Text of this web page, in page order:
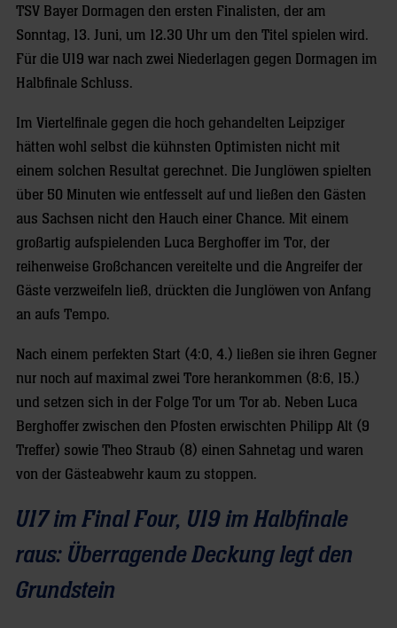
TSV Bayer Dormagen den ersten Finalisten, der am
Sonntag, 13. Juni, um 12.30 Uhr um den Titel spielen wird.
Für die U19 war nach zwei Niederlagen gegen Dormagen im
Halbfinale Schluss.
Im Viertelfinale gegen die hoch gehandelten Leipziger
hätten wohl selbst die kühnsten Optimisten nicht mit
einem solchen Resultat gerechnet. Die Junglöwen spielten
über 50 Minuten wie entfesselt auf und ließen den Gästen
aus Sachsen nicht den Hauch einer Chance. Mit einem
großartig aufspielenden Luca Berghoffer im Tor, der
reihenweise Großchancen vereitelte und die Angreifer der
Gäste verzweifeln ließ, drückten die Junglöwen von Anfang
an aufs Tempo.
Nach einem perfekten Start (4:0, 4.) ließen sie ihren Gegner
nur noch auf maximal zwei Tore herankommen (8:6, 15.)
und setzen sich in der Folge Tor um Tor ab. Neben Luca
Berghoffer zwischen den Pfosten erwischten Philipp Alt (9
Treffer) sowie Theo Straub (8) einen Sahnetag und waren
von der Gästeabwehr kaum zu stoppen.
U17 im Final Four, U19 im Halbfinale
raus: Überragende Deckung legt den
Grundstein